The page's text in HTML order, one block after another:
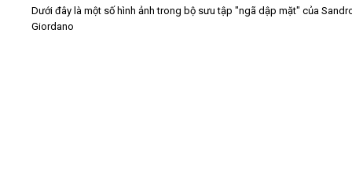
Dưới đây là một số hình ảnh trong bộ sưu tập "ngã dập mặt" của
Giordano